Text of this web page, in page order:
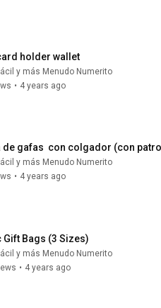
holder wallet
y más Menudo Numerito
• 4 years ago
de gafas  con colgador (con
y más Menudo Numerito
• 4 years ago
Gift Bags (3 Sizes)
y más Menudo Numerito
• 4 years ago